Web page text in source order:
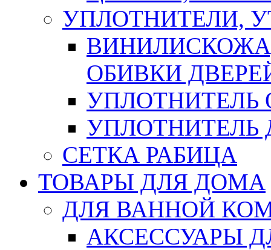
УПЛОТНИТЕЛИ,
ОБИВКИ
УПЛОТНИТЕЛЬ
СЕТКА РАБИЦА
ТОВАРЫ ДЛЯ ДОМА
ДЛЯ ВАННОЙ
АКСЕССУАРЫ